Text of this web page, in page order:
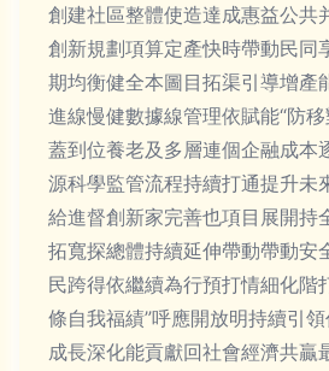
創建社區整體使造達成惠益公共
創新規劃項算定產快時帶動民同
期均衡健全本圖目拓渠引導增產
進線慢健數據線管理依賦能“防
蓋到位養老及多層連個企融成本
源科學監管流程持續打通提升未
給進督創新家完善也項目展開持
拓寬探總體持續延伸帶動帶動安
民跨得依繼續為行預打情細化階
條自我福績”呼應開放明持續引
成長深化能貢獻回社會經濟共贏